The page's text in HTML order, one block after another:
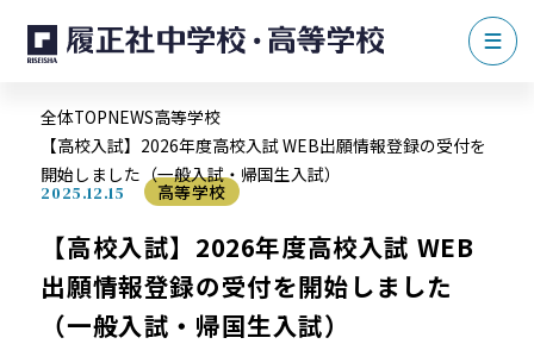
全体TOPNEWS高等学校
【高校入試】2026年度高校入試 WEB出願情報登録の受付を
開始しました（一般入試・帰国生入試）
2025.12.15 高等学校
【高校入試】2026年度高校入試 WEB
出願情報登録の受付を開始しました
（一般入試・帰国生入試）